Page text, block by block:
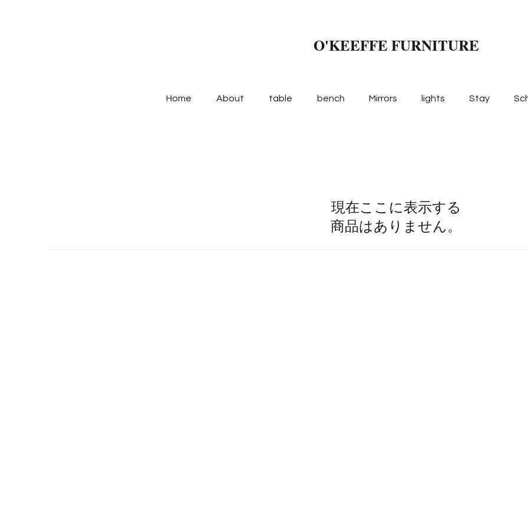
O'KEEFFE FURNITURE
Home About table bench Mirrors lights Stay
現在ここに表示する
商品はありません。